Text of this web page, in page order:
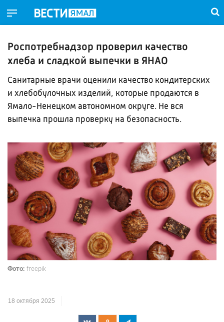
Роспотребнадзор проверил качество
хлеба и сладкой выпечки в ЯНАО
Санитарные врачи оценили качество кондитерских
и хлебобулочных изделий, которые продаются в
Ямало-Ненецком автономном округе. Не вся
выпечка прошла проверку на безопасность.
Фото: freepik
18 октября 2025